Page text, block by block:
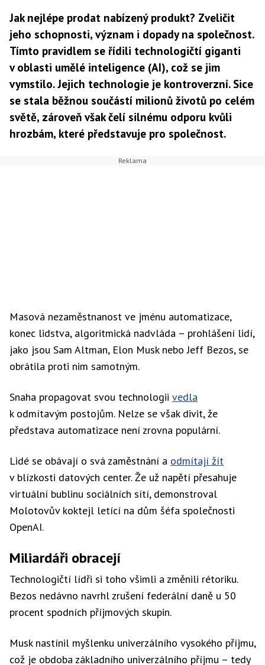
Jak nejlépe prodat nabízený produkt? Zveličit
jeho schopnosti, význam i dopady na společnost.
Tímto pravidlem se řídili technologičtí giganti
v oblasti umělé inteligence (AI), což se jim
vymstilo. Jejich technologie je kontroverzní. Sice
se stala běžnou součástí milionů životů po celém
světě, zároveň však čelí silnému odporu kvůli
hrozbám, které představuje pro společnost.
Masová nezaměstnanost ve jménu automatizace,
konec lidstva, algoritmická nadvláda – prohlášení lidí,
jako jsou Sam Altman, Elon Musk nebo Jeff Bezos, se
obrátila proti nim samotným.
Snaha propagovat svou technologii vedla
k odmítavým postojům. Nelze se však divit, že
představa automatizace není zrovna populární.
Lidé se obávají o svá zaměstnání a odmítají žít
v blízkosti datových center. Že už napětí přesahuje
virtuální bublinu sociálních sítí, demonstroval
Molotovův koktejl letící na dům šéfa společnosti
OpenAI.
Miliardáři obracejí
Technologičtí lídři si toho všimli a změnili rétoriku.
Bezos nedávno navrhl zrušení federální daně u 50
procent spodních příjmových skupin.
Musk nastínil myšlenku univerzálního vysokého příjmu,
což je obdoba základního univerzálního příjmu – tedy